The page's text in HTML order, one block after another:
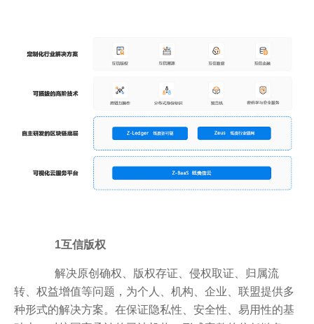
1互信版权
解决原创确权、版权存证、侵权取证、归属流
转、权益增值等问题，为个人、机构、企业、联盟提供多
种形式的解决方案。在保证隐私性、安全性、易用性的基